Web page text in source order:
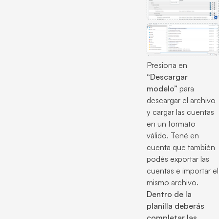
Presiona en
“Descargar
modelo” para
descargar el archivo
y cargar las cuentas
en un formato
válido. Tené en
cuenta que también
podés exportar las
cuentas e importar el
mismo archivo.
Dentro de la
planilla deberás